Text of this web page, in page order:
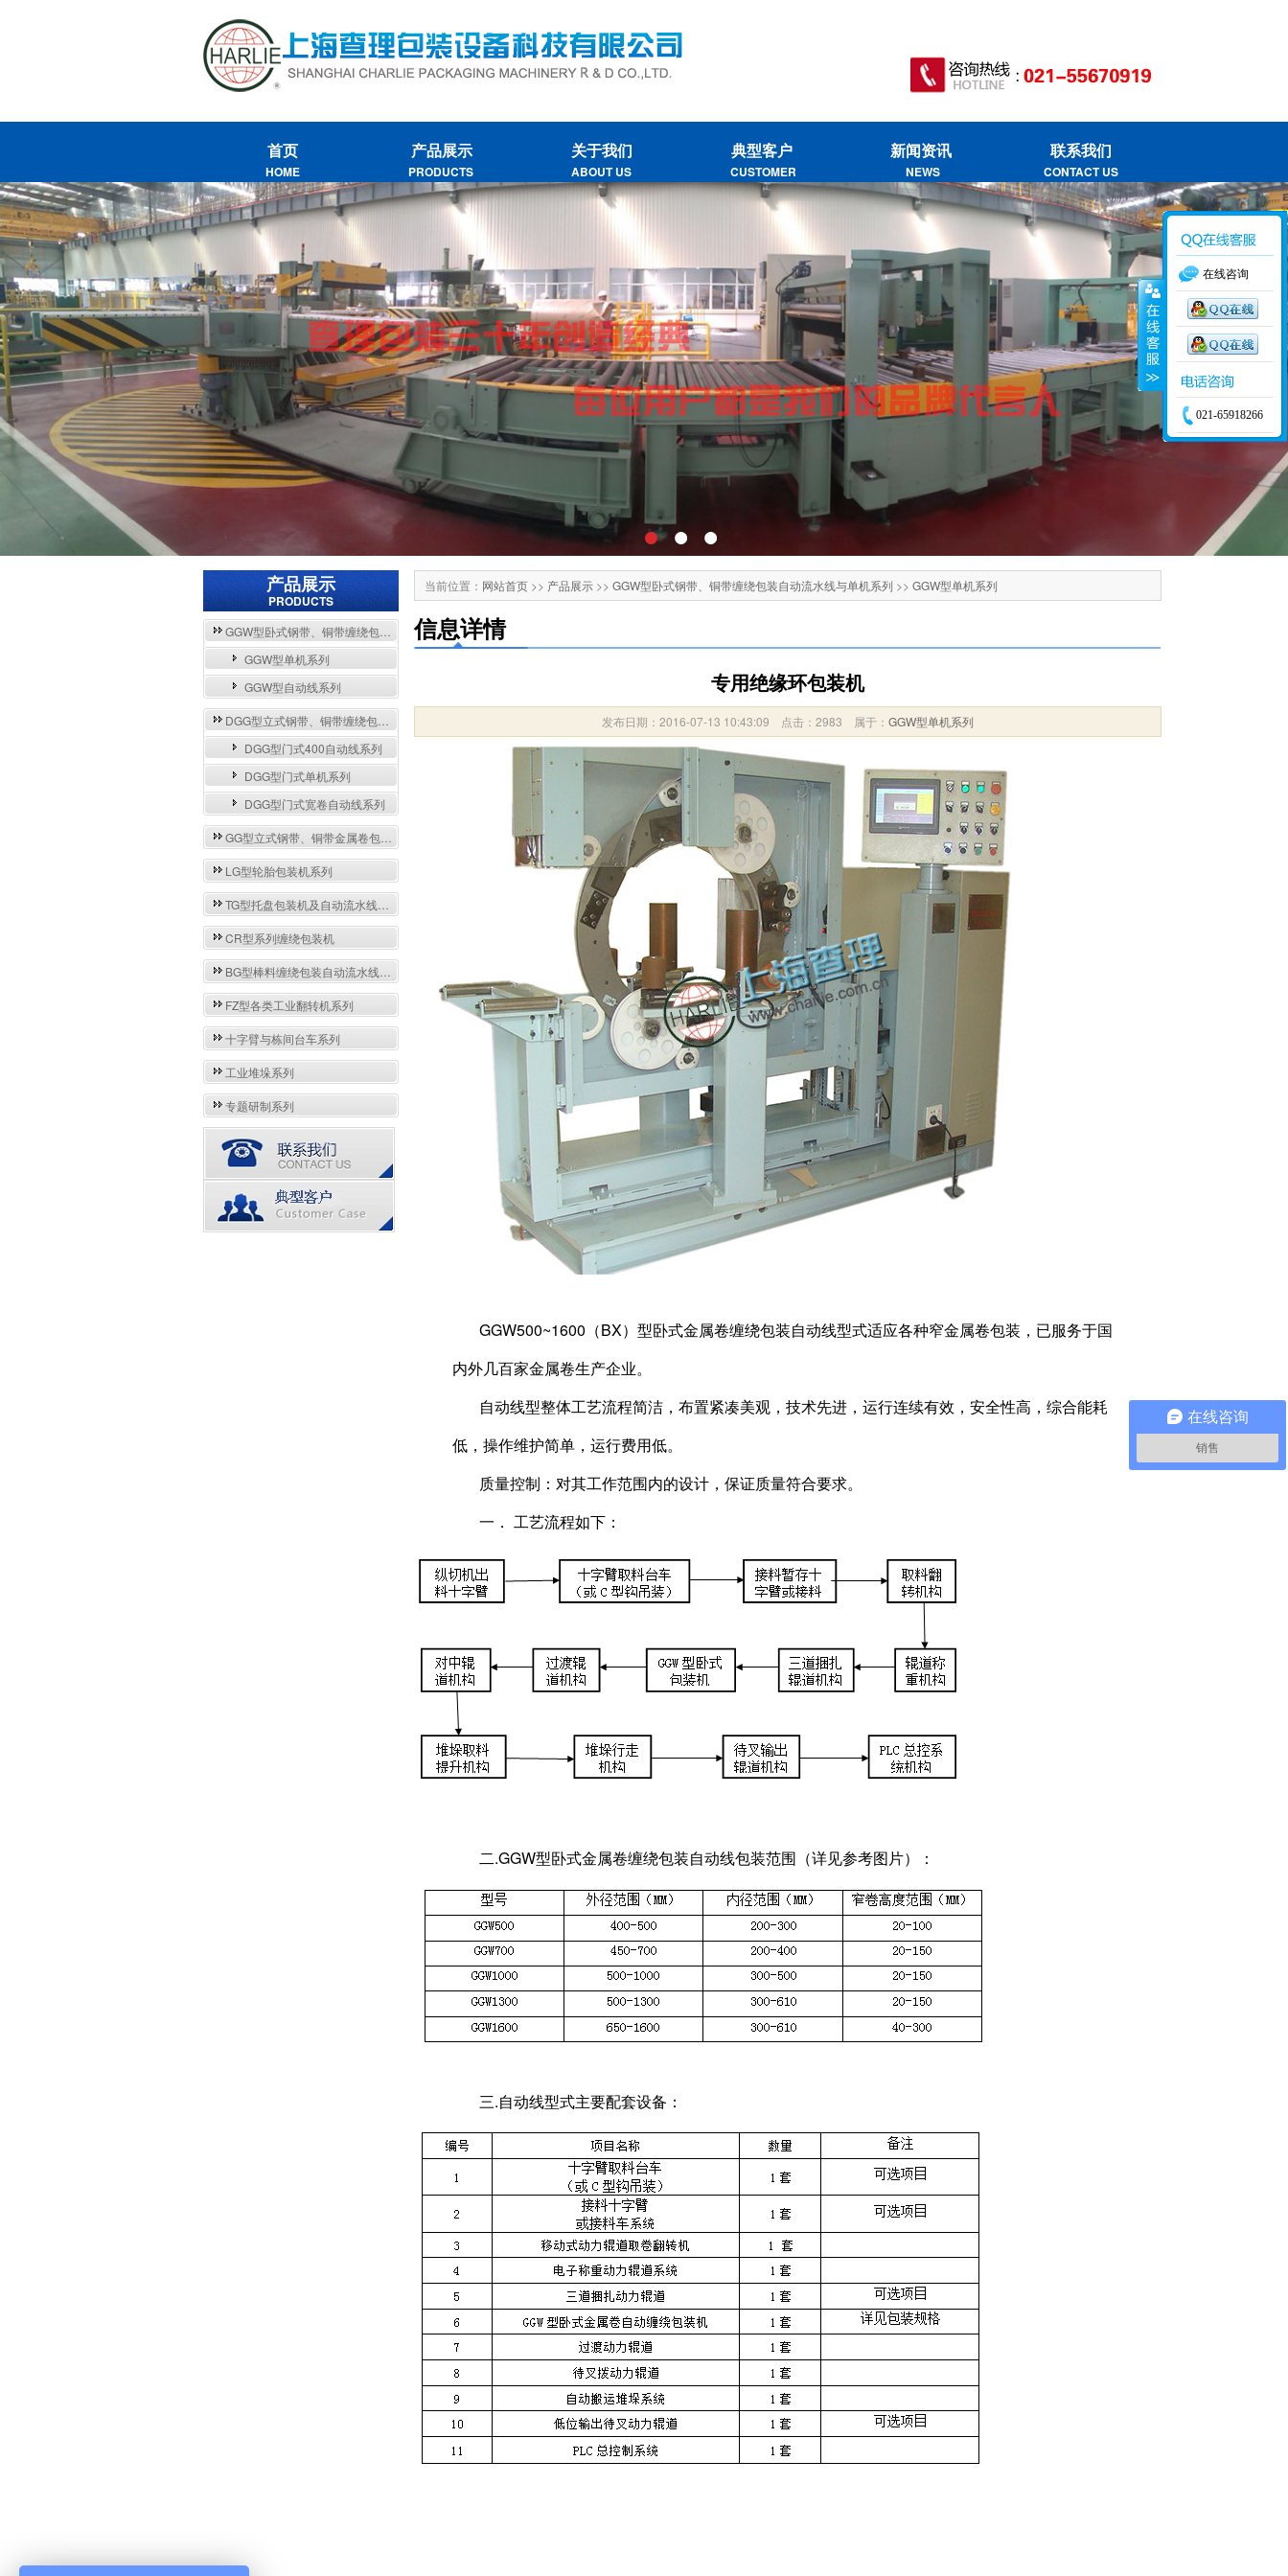
首页
HOME
产品展示
PRODUCTS
关于我们
ABOUT US
典型客户
CUSTOMER
新闻资讯
NEWS
联系我们
CONTACT US
产品展示
PRODUCTS
GGW型卧式钢带、铜带缠绕包装自动流水线与单机系列
GGW型单机系列
GGW型自动线系列
DGG型立式钢带、铜带缠绕包装自动流水线与单机系列
DGG型门式400自动线系列
DGG型门式单机系列
DGG型门式宽卷自动线系列
GG型立式钢带、铜带金属卷包装机系列
LG型轮胎包装机系列
TG型托盘包装机及自动流水线系列
CR型系列缠绕包装机
BG型棒料缠绕包装自动流水线系列
FZ型各类工业翻转机系列
十字臂与栋间台车系列
工业堆垛系列
专题研制系列
当前位置： 网站首页>> 产品展示>> GGW型卧式钢带、铜带缠绕包装自动流水线与单机系列 >> GGW型单机系列
信息详情
专用绝缘环包装机
发布日期：2016-07-13 10:43:09 点击：2983 属于： GGW型单机系列
GGW500~1600（BX）型卧式金属卷缠绕包装自动线型式适应各种窄金属卷包装，已服务于国
内外几百家金属卷生产企业。
自动线型整体工艺流程简洁，布置紧凑美观，技术先进，运行连续有效，安全性高，综合能耗
低，操作维护简单，运行费用低。
质量控制：对其工作范围内的设计，保证质量符合要求。
一． 工艺流程如下：
二.GGW型卧式金属卷缠绕包装自动线包装范围（详见参考图片）：
三.自动线型式主要配套设备：
在线咨询
021-65918266
在线咨询
销售